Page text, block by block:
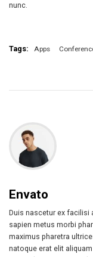
nunc.
Tags: Apps
Envato
Duis nascetur ex facilisi
sapien metus morbi
maximus pharetra
natoque erat elit